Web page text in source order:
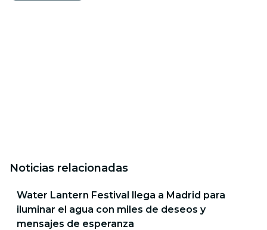
Noticias relacionadas
Water Lantern Festival llega a Madrid para
iluminar el agua con miles de deseos y
mensajes de esperanza